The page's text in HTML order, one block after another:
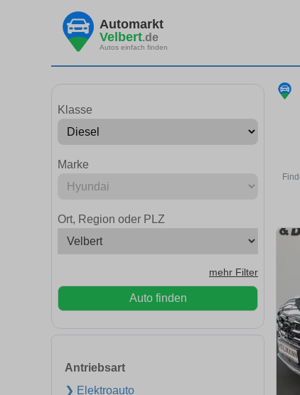
Automarkt
Velbert.de
Autos einfach finden
Klasse
Marke
Ort, Region oder PLZ
mehr Filter
Auto finden
Antriebsart
❯ Elektroauto